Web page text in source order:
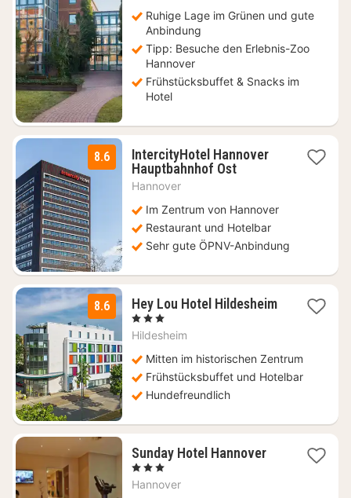
80
Ruhige Lage im Grünen und gute
Anbindung
Tipp: Besuche den Erlebnis-Zoo
Hannover
Frühstücksbuffet & Snacks im
Hotel
8.6
IntercityHotel Hannover
Hauptbahnhof Ost3
53
€
Hannover
Im Zentrum von Hannover
Restaurant und Hotelbar
Sehr gute ÖPNV-Anbindung
8.6
Hey Lou Hotel Hildesheim
2
Nächte
66,56
€
, 3 Sterne
Hildesheim
Mitten im historischen Zentrum
Frühstücksbuffet und Hotelbar
Hundefreundlich
Sunday Hotel Hannover2
, 3 Sterne
Hannover